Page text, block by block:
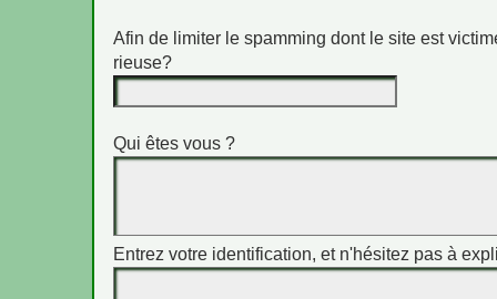
Afin de limiter le spamming dont le site est
rieuse?
Qui êtes vous ?
Entrez votre identification, et n'hésitez pas à